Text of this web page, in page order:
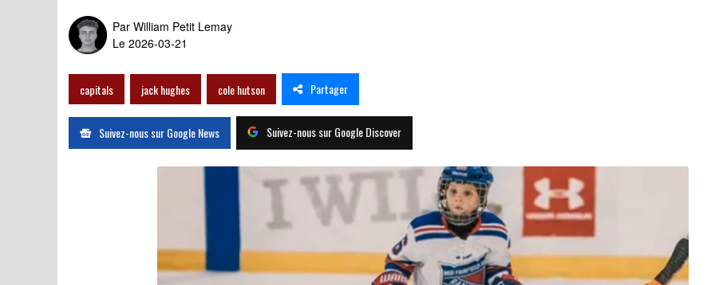
Par William Petit Lemay
Le 2026-03-21
capitals jack hughes cole hutson Partager
Suivez-nous sur Google News Suivez-nous sur Google Discover